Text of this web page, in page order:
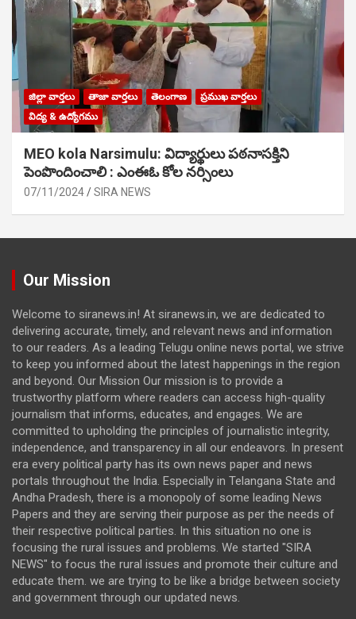
జిల్లా వార్తలు తాజా వార్తలు తెలంగాణ
ప్రముఖ వార్తలు
విద్య & ఉద్యోగము
MEO kola Narsimulu: విద్యార్థులు పఠ‌నాసక్తిని
పెంపొందించాలి : ఎంఈఓ కోల నర్సింలు
07/11/2024 SIRA NEWS
Our Mission
Welcome to siranews.in! At siranews.in, we are dedicated to
delivering accurate, timely, and relevant news and information
to our readers. As a leading Telugu online news portal, we strive
to keep you informed about the latest happenings in the region
and beyond. Our Mission Our mission is to provide a
trustworthy platform where readers can access high-quality
journalism that informs, educates, and engages. We are
committed to upholding the principles of journalistic integrity,
independence, and transparency in all our endeavors. In present
era every political party has its own news paper and news
portals throughout the India. Especially in Telangana State and
Andha Pradesh, there is a monopoly of some leading News
Papers and they are serving their purpose as per the needs of
their respective political parties. In this situation no one is
focusing the rural issues and problems. We started "SIRA
NEWS" to focus the rural issues and promote their culture and
educate them. we are trying to be like a bridge between society
and government through our updated news.